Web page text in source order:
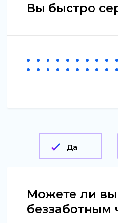
Вы быстро
Да
Можете ли
беззаботным